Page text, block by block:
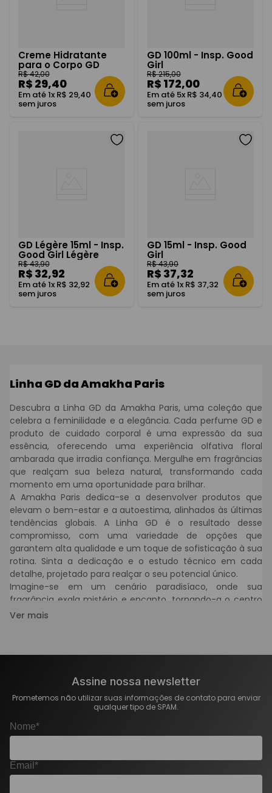
Creme Hidratante
para o Corpo GD
80ml
R$42,00
R$ 29,40
Em até1x R$ 29,40
sem juros
GD 100ml - Insp. Good
Girl
R$215,00
R$ 172,00
Em até 5x R$ 34,40
sem juros
GD Légère 15ml - Insp.
Good Girl Légère
R$43,90
R$ 32,92
Em até1x R$ 32,92
sem juros
GD 15ml - Insp. Good
Girl
R$43,90
R$ 37,32
Em até1x R$ 37,32
sem juros
Linha GD da Amakha Paris
Descubra a Linha GD da Amakha Paris, uma coleção que
celebra a feminilidade e a elegância. Cada perfume GD e
produto de cuidado corporal é uma expressão da sua
essência, oferecendo uma experiência olfativa floral
ambarada que irradia confiança. Mergulhe em fragrâncias
que realçam sua beleza natural, transformando cada
momento em uma oportunidade para brilhar.
A Amakha Paris dedica-se a desenvolver produtos que
elevam o bem-estar e a autoestima, alinhados às últimas
tendências globais. A Linha GD é o resultado desse
compromisso, com uma variedade de opções que
garantem alta qualidade e um toque de sofisticação à sua
rotina. Sinta a dedicação e o estudo técnico em cada
detalhe, projetado para realçar o seu potencial único.
Imagine-se em um cenário paradisíaco, onde sua
fragrância exala mistério e encanto, tornando-a o centro
das atenções. Seja para um evento especial ou para o dia
uma experiência sensorial única. Cada produto é
formulado com dedicação e estudo técnico, garantindo
uma fusão de notas exuberantes que evocam
feminilidade e sensualidade. Escolher a Linha GD significa
optar por fragrâncias que criam uma aura de elegância e
verdadeiro ritual de beleza.
Para selecionar o produto ideal, considere a ocasião: um
Ver mais
Assine nossa newsletter
Prometemos não utilizar suas informações de contato para enviar
qualquer tipo de SPAM.
Nome*
Email*